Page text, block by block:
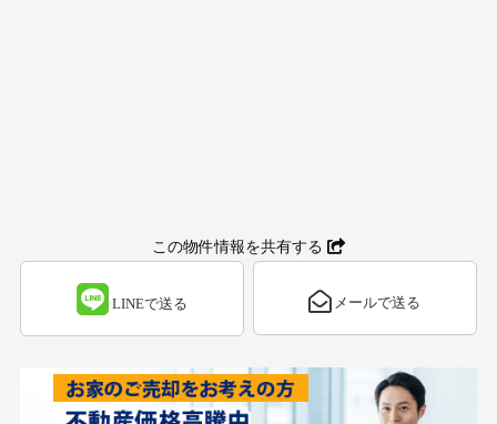
この物件情報を共有する
LINEで送る メールで送る